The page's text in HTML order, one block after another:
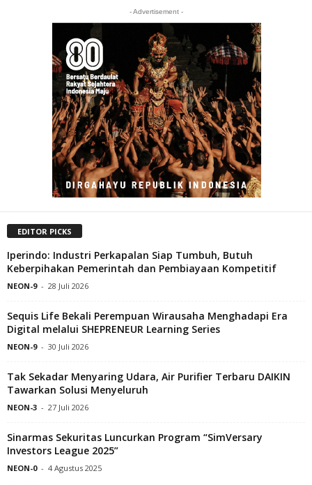
- Advertisement -
EDITOR PICKS
Iperindo: Industri Perkapalan Siap Tumbuh, Butuh
Keberpihakan Pemerintah dan Pembiayaan Kompetitif
NEON-9 - 28 Juli 2026
Sequis Life Bekali Perempuan Wirausaha Menghadapi Era
Digital melalui SHEPRENEUR Learning Series
NEON-9 - 30 Juli 2026
Tak Sekadar Menyaring Udara, Air Purifier Terbaru DAIKIN
Tawarkan Solusi Menyeluruh
NEON-3 - 27 Juli 2026
Sinarmas Sekuritas Luncurkan Program “SimVersary
Investors League 2025”
NEON-0 - 4 Agustus 2025